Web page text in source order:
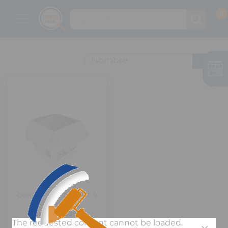
CORRO-COAT EP SERIE 9
NEGRO FU...
SKU: 18025382
Jotun
The requested content cannot be loaded.